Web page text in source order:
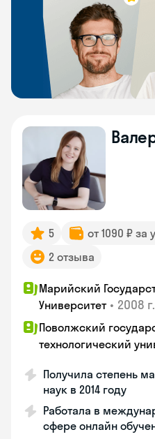
5 от 1090 ₽ за
2 отзыва
Марийский
Университет • 2008 г.
Поволжский
технологический
Получила степень
наук в 2014 году
Работала в
сфере онлайн